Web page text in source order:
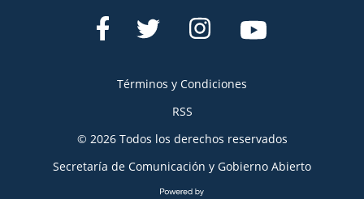
Términos y Condiciones
RSS
© 2026 Todos los derechos reservados
Secretaría de Comunicación y Gobierno Abierto